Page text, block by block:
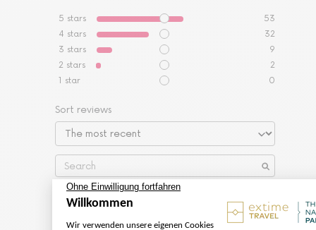
5 stars
53
4 stars
32
3 stars
9
2 stars
2
1 star 0
Sort reviews